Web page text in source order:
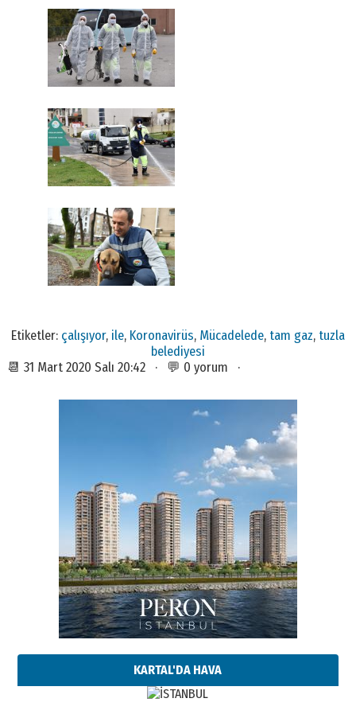
Etiketler: çalışıyor, ile, Koronavirüs, Mücadelede, tam gaz, tuzla
belediyesi
📆 31 Mart 2020 Salı 20:42 · 💬 0 yorum ·
KARTAL'DA HAVA